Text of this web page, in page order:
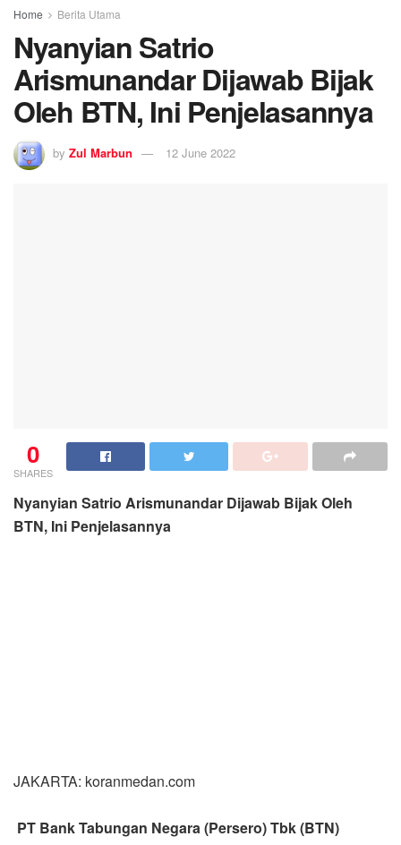
Home Berita Utama
Nyanyian Satrio
Arismunandar Dijawab Bijak
Oleh BTN, Ini Penjelasannya
by Zul Marbun 12 June 2022
0
SHARES
Nyanyian Satrio Arismunandar Dijawab Bijak Oleh
BTN, Ini Penjelasannya
JAKARTA: koranmedan.com
PT Bank Tabungan Negara (Persero) Tbk (BTN)